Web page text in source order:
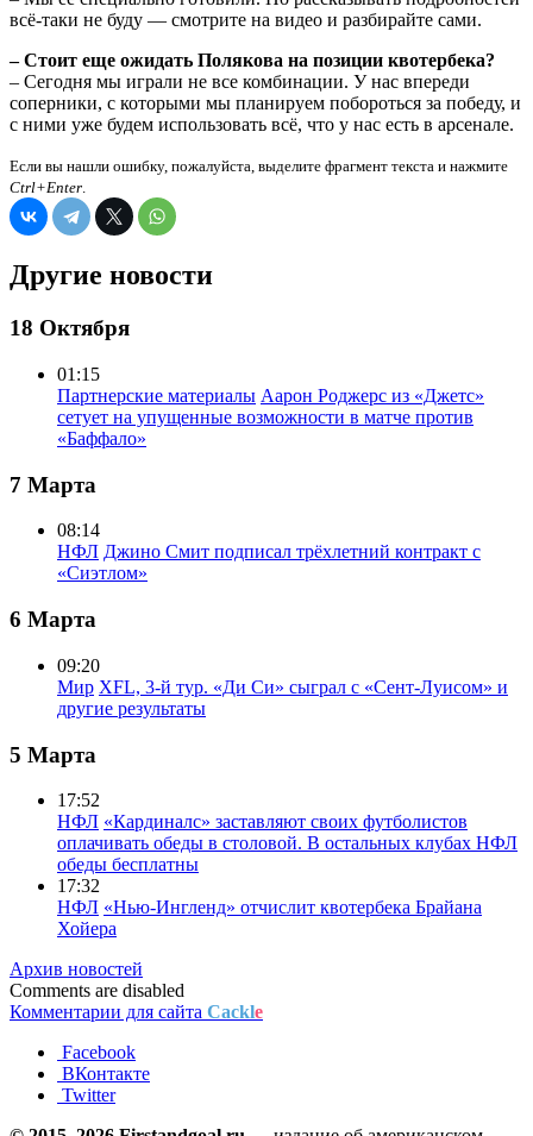
всё-таки не буду — смотрите на видео и разбирайте сами.
– Стоит еще ожидать Полякова на позиции квотербека?
– Сегодня мы играли не все комбинации. У нас впереди
соперники, с которыми мы планируем побороться за победу, и
с ними уже будем использовать всё, что у нас есть в арсенале.
Если вы нашли ошибку, пожалуйста, выделите фрагмент текста и нажмите
Ctrl+Enter.
Другие новости
18 Октября
01:15
Партнерские материалы Аарон Роджерс из «Джетс»
сетует на упущенные возможности в матче против
«Баффало»
7 Марта
08:14
НФЛ Джино Смит подписал трёхлетний контракт с
«Сиэтлом»
6 Марта
09:20
Мир XFL, 3-й тур. «Ди Си» сыграл с «Сент-Луисом» и
другие результаты
5 Марта
17:52
НФЛ «Кардиналс» заставляют своих футболистов
оплачивать обеды в столовой. В остальных клубах НФЛ
обеды бесплатны
17:32
НФЛ «Нью-Ингленд» отчислит квотербека Брайана
Хойера
Архив новостей
Comments are disabled
Комментарии для сайта Cackle
Facebook
ВКонтакте
Twitter